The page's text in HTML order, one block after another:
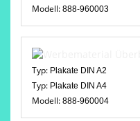
Modell: 888-960003
Typ: Plakate DIN A2
Typ: Plakate DIN A4
Modell: 888-960004